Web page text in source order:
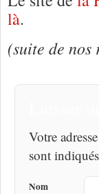
là.
(suite de
Votre
sont
Nom